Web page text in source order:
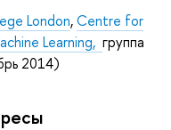
London,Centre for
Learning, группа
2014)